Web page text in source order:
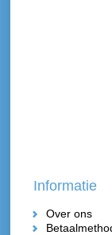
Informatie
Over ons